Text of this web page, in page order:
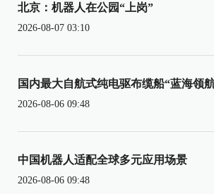
北京：机器人在公园“上岗”
2026-08-07 03:10
国内最大自航式纯电驱布缆船“蓝海领
2026-08-06 09:48
中国机器人适配全球多元应用场景
2026-08-06 09:48